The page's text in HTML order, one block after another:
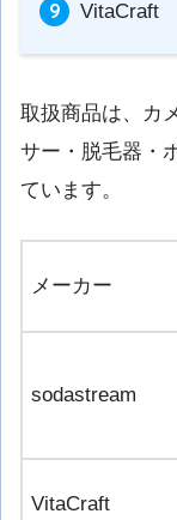
VitaCraft
取扱商品は、カ
サー・脱毛器・
ています。
メーカー
sodastream
VitaCraft